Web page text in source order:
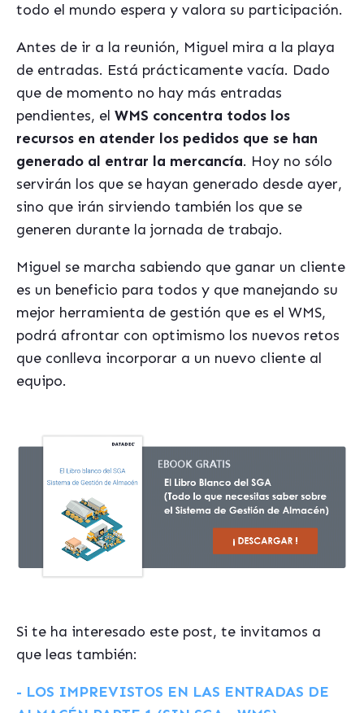
todo el mundo espera y valora su participación.
Antes de ir a la reunión, Miguel mira a la playa
de entradas. Está prácticamente vacía. Dado
que de momento no hay más entradas
pendientes, el WMS concentra todos los
recursos en atender los pedidos que se han
generado al entrar la mercancía. Hoy no sólo
servirán los que se hayan generado desde ayer,
sino que irán sirviendo también los que se
generen durante la jornada de trabajo.
Miguel se marcha sabiendo que ganar un cliente
es un beneficio para todos y que manejando su
mejor herramienta de gestión que es el WMS,
podrá afrontar con optimismo los nuevos retos
que conlleva incorporar a un nuevo cliente al
equipo.
Si te ha interesado este post, te invitamos a
que leas también:
- LOS IMPREVISTOS EN LAS ENTRADAS DE